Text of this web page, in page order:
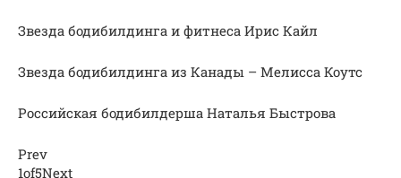
Звезда бодибилдинга и фитнеса Ирис Кайл
Звезда бодибилдинга из Канады – Мелисса Коутс
Российская бодибилдерша Наталья Быстрова
Prev
1of5Next